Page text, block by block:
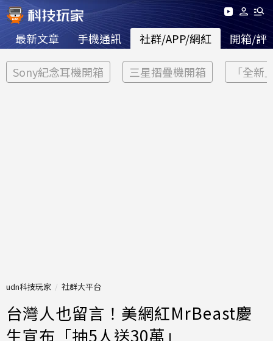
最新文章 手機通訊 社群/APP/網紅 開箱/評
Sony紀念耳機開箱 三星摺疊機開箱 「全新
udn科技玩家 社群大平台
台灣人也留言！美網紅MrBeast慶
生宣布「抽5人送30萬」